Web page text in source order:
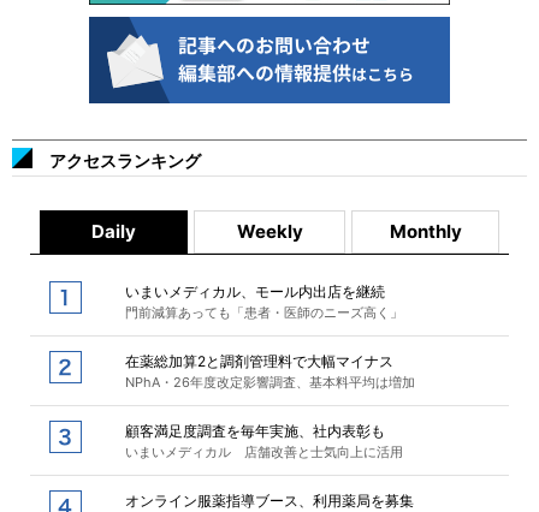
アクセスランキング
Daily Weekly Monthly
いまいメディカル、モール内出店を継続
門前減算あっても「患者・医師のニーズ高く」
在薬総加算2と調剤管理料で大幅マイナス
NPhA・26年度改定影響調査、基本料平均は増加
顧客満足度調査を毎年実施、社内表彰も
いまいメディカル 店舗改善と士気向上に活用
オンライン服薬指導ブース、利用薬局を募集